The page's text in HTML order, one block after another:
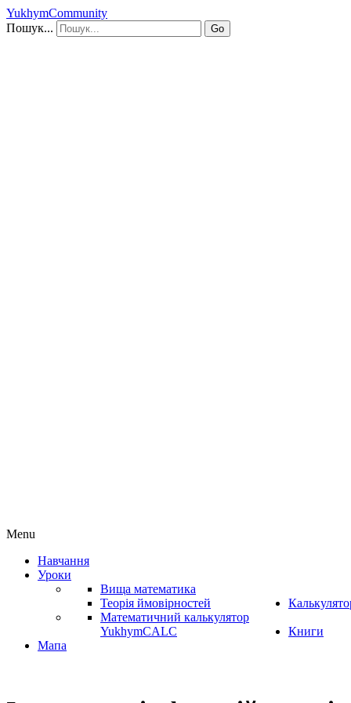
YukhymCommunity
Пошук...
Go
Menu
Навчання
Уроки
Вища математика
Теорія ймовірностей
Математичний калькулятор
YukhymCALC
Книги
Мапа